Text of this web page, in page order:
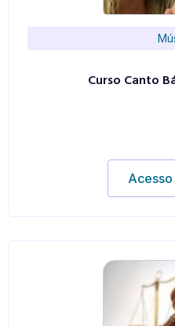
Curso Canto